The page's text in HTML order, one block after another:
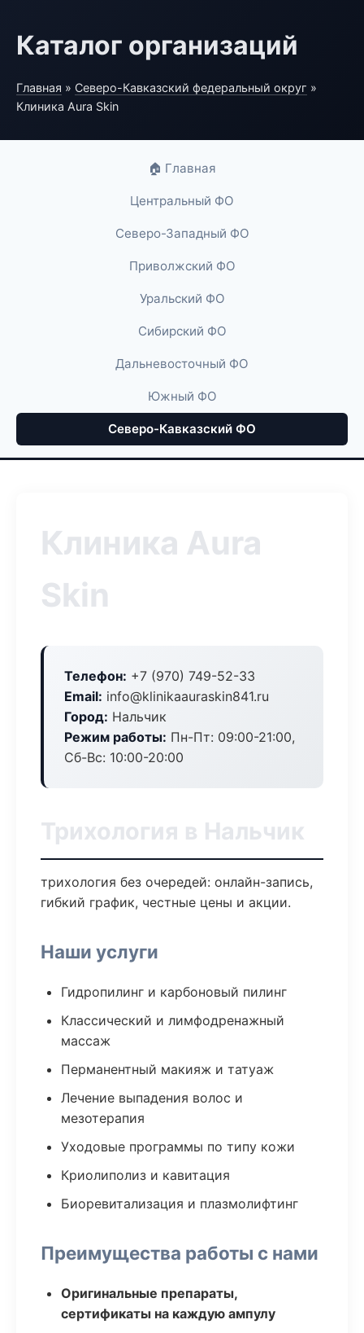
Каталог организаций
Главная » Северо-Кавказский федеральный округ »
Клиника Aura Skin
🏠 Главная
Центральный ФО
Северо-Западный ФО
Приволжский ФО
Уральский ФО
Сибирский ФО
Дальневосточный ФО
Южный ФО
Северо-Кавказский ФО
Клиника Aura
Skin
Телефон: +7 (970) 749-52-33
Email: info@klinikaauraskin841.ru
Город: Нальчик
Режим работы: Пн-Пт: 09:00-21:00,
Сб-Вс: 10:00-20:00
Трихология в Нальчик
трихология без очередей: онлайн-запись,
гибкий график, честные цены и акции.
Наши услуги
Гидропилинг и карбоновый пилинг
Классический и лимфодренажный
массаж
Перманентный макияж и татуаж
Лечение выпадения волос и
мезотерапия
Уходовые программы по типу кожи
Криолиполиз и кавитация
Биоревитализация и плазмолифтинг
Преимущества работы с нами
Оригинальные препараты,
сертификаты на каждую ампулу